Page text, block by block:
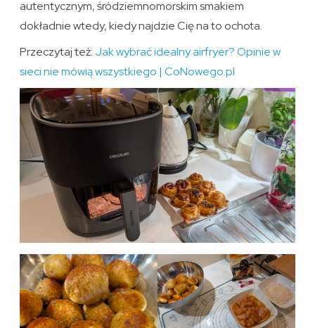
autentycznym, śródziemnomorskim smakiem
dokładnie wtedy, kiedy najdzie Cię na to ochota.
Przeczytaj też: Jak wybrać idealny airfryer? Opinie w
sieci nie mówią wszystkiego | CoNowego.pl